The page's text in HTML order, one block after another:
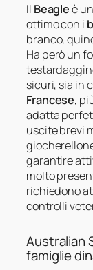
Il Beagleè
ottimo con i
branco,
Ha però un
sicuri, sia in
Francese,
adatta
uscite brevi
garantire
molto
richiedono
controlli
Australian
famiglie